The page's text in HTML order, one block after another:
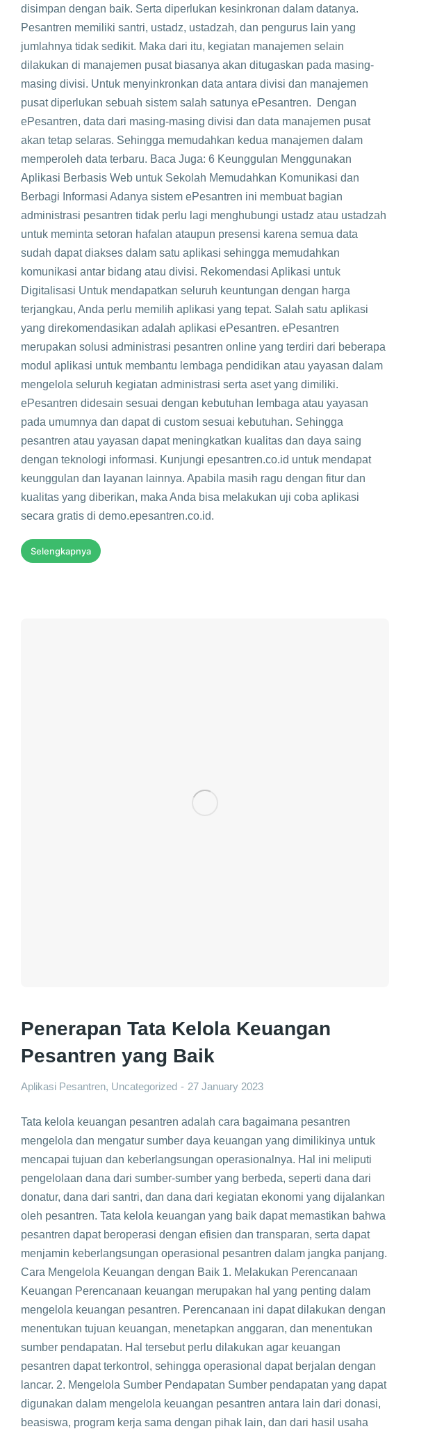
disimpan dengan baik. Serta diperlukan kesinkronan dalam datanya.
Pesantren memiliki santri, ustadz, ustadzah, dan pengurus lain yang
jumlahnya tidak sedikit. Maka dari itu, kegiatan manajemen selain
dilakukan di manajemen pusat biasanya akan ditugaskan pada masing-
masing divisi. Untuk menyinkronkan data antara divisi dan manajemen
pusat diperlukan sebuah sistem salah satunya ePesantren. Dengan
ePesantren, data dari masing-masing divisi dan data manajemen pusat
akan tetap selaras. Sehingga memudahkan kedua manajemen dalam
memperoleh data terbaru. Baca Juga: 6 Keunggulan Menggunakan
Aplikasi Berbasis Web untuk Sekolah Memudahkan Komunikasi dan
Berbagi Informasi Adanya sistem ePesantren ini membuat bagian
administrasi pesantren tidak perlu lagi menghubungi ustadz atau ustadzah
untuk meminta setoran hafalan ataupun presensi karena semua data
sudah dapat diakses dalam satu aplikasi sehingga memudahkan
komunikasi antar bidang atau divisi. Rekomendasi Aplikasi untuk
Digitalisasi Untuk mendapatkan seluruh keuntungan dengan harga
terjangkau, Anda perlu memilih aplikasi yang tepat. Salah satu aplikasi
yang direkomendasikan adalah aplikasi ePesantren. ePesantren
merupakan solusi administrasi pesantren online yang terdiri dari beberapa
modul aplikasi untuk membantu lembaga pendidikan atau yayasan dalam
mengelola seluruh kegiatan administrasi serta aset yang dimiliki.
ePesantren didesain sesuai dengan kebutuhan lembaga atau yayasan
pada umumnya dan dapat di custom sesuai kebutuhan. Sehingga
pesantren atau yayasan dapat meningkatkan kualitas dan daya saing
dengan teknologi informasi. Kunjungi epesantren.co.id untuk mendapat
keunggulan dan layanan lainnya. Apabila masih ragu dengan fitur dan
kualitas yang diberikan, maka Anda bisa melakukan uji coba aplikasi
secara gratis di demo.epesantren.co.id.
Selengkapnya
Penerapan Tata Kelola Keuangan
Pesantren yang Baik
Aplikasi Pesantren, Uncategorized 27 January 2023
Tata kelola keuangan pesantren adalah cara bagaimana pesantren
mengelola dan mengatur sumber daya keuangan yang dimilikinya untuk
mencapai tujuan dan keberlangsungan operasionalnya. Hal ini meliputi
pengelolaan dana dari sumber-sumber yang berbeda, seperti dana dari
donatur, dana dari santri, dan dana dari kegiatan ekonomi yang dijalankan
oleh pesantren. Tata kelola keuangan yang baik dapat memastikan bahwa
pesantren dapat beroperasi dengan efisien dan transparan, serta dapat
menjamin keberlangsungan operasional pesantren dalam jangka panjang.
Cara Mengelola Keuangan dengan Baik 1. Melakukan Perencanaan
Keuangan Perencanaan keuangan merupakan hal yang penting dalam
mengelola keuangan pesantren. Perencanaan ini dapat dilakukan dengan
menentukan tujuan keuangan, menetapkan anggaran, dan menentukan
sumber pendapatan. Hal tersebut perlu dilakukan agar keuangan
pesantren dapat terkontrol, sehingga operasional dapat berjalan dengan
lancar. 2. Mengelola Sumber Pendapatan Sumber pendapatan yang dapat
digunakan dalam mengelola keuangan pesantren antara lain dari donasi,
beasiswa, program kerja sama dengan pihak lain, dan dari hasil usaha